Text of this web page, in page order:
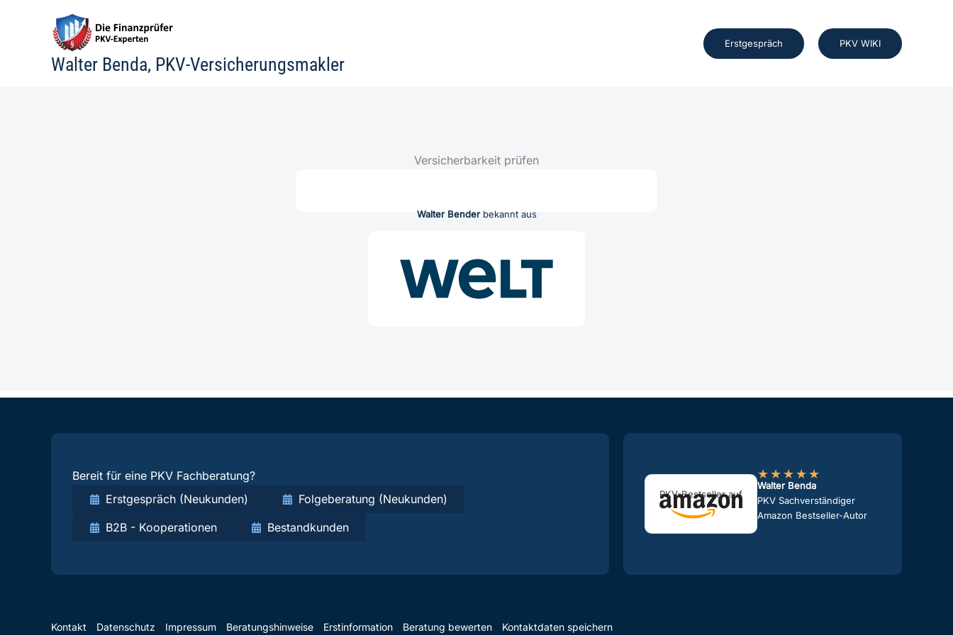
Walter Benda, PKV-Versicherungsmakler
Erstgespräch PKV WIKI
Versicherbarkeit prüfen
Walter Bender bekannt aus
Bereit für eine PKV Fachberatung?
Erstgespräch (Neukunden)
Folgeberatung (Neukunden)
B2B - Kooperationen
Bestandkunden
PKV-Bestseller auf
★★★★★
Walter Benda
PKV Sachverständiger
Amazon Bestseller-Autor
Kontakt Datenschutz Impressum Beratungshinweise Erstinformation Beratung bewerten Kontaktdaten speichern